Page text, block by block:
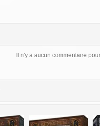
Il n'y a aucun commentaire